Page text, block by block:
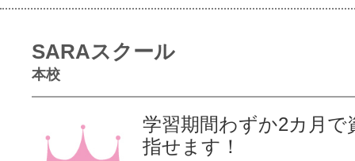
SARAスクール
本校
学習期間わずか2カ月で
指せま